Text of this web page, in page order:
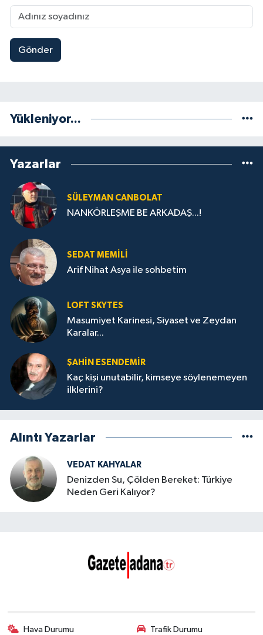
Gönder
Yükleniyor...
Yazarlar
SÜLEYMAN CANBOLAT
NANKÖRLEŞME BE ARKADAŞ...!
SEDAT MEMILI
Arif Nihat Asya ile sohbetim
LOFT SKYTES
Masumiyet Karinesi, Siyaset ve Zeydan
Karalar...
ŞAHIN ESENDEMIR
Kaç kişi unutabilir, kimseye söylenemeyen
ilklerini?
Alıntı Yazarlar
VEDAT KAHYALAR
Denizden Su, Çölden Bereket: Türkiye
Neden Geri Kalıyor?
Hava Durumu Trafik Durumu